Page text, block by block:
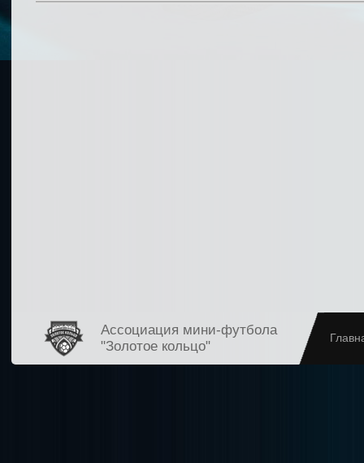
Ассоциация мини-футбола
"Золотое кольцо"